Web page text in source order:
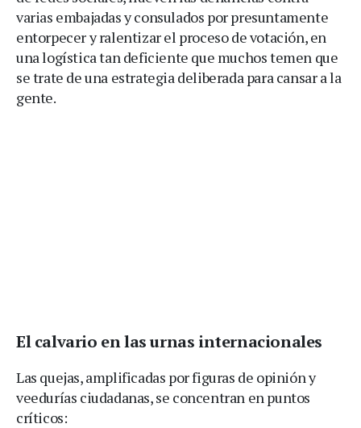
varias embajadas y consulados por presuntamente
entorpecer y ralentizar el proceso de votación, en
una logística tan deficiente que muchos temen que
se trate de una estrategia deliberada para cansar a la
gente.
El calvario en las urnas internacionales
Las quejas, amplificadas por figuras de opinión y
veedurías ciudadanas, se concentran en puntos
críticos: